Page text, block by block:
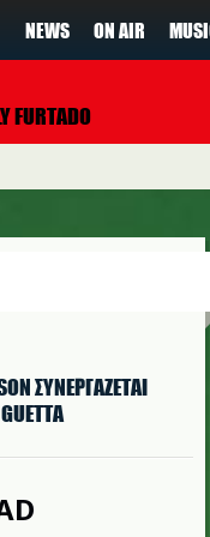
NEWS ON AIR
FURTADO
ΣΥΝΕΡΓAΖΕΤΑΙ